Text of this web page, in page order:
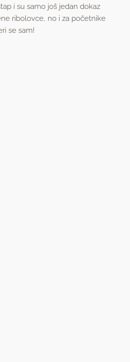
i su samo još jedan dokaz
ribolovce, no i za početnike
se sam!